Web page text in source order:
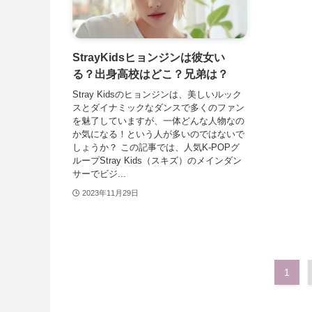
StrayKidsヒョンジンは彼女い
る？出身高校はどこ？兄弟は？
Stray Kidsのヒョンジンは、美しいルック
スとダイナミックなダンスで多くのファン
を魅了していますが、一体どんな人物なの
か気になる！という人が多いのではないで
しょうか？ この記事では、人気K-POPグ
ループStray Kids（スキズ）のメインダン
サーでビジ...
2023年11月29日
1